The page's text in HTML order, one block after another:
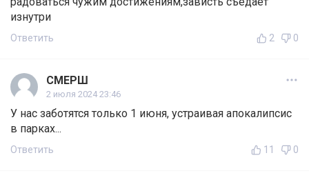
изнутри
Ответить 2 0
СМЕРШ
2 июля 2024 23:46
У нас заботятся только 1 июня, устраивая апокалипсис
в парках...
Ответить 11 0